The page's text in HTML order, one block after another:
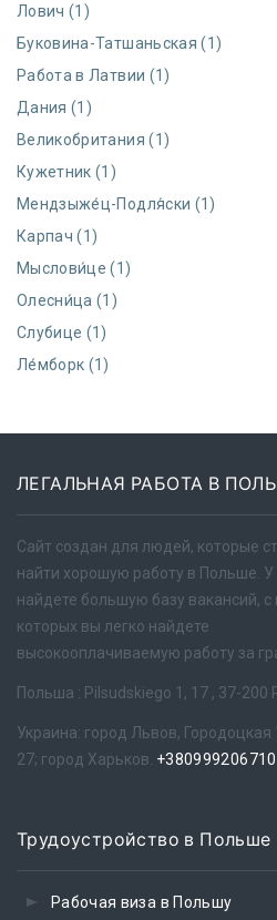
Лович (1)
Буковина-Татшаньская (1)
Работа в Латвии (1)
Дания (1)
Великобритания (1)
Кужетник (1)
Мендзыже́ц-Подля́ски (1)
Карпач (1)
Мыслови́це (1)
Олесни́ца (1)
Слубице (1)
Ле́мборк (1)
ЛЕГАЛЬНАЯ РАБОТА В
Сайт создан для людей, которые
найти хорошую работу в Польше. У
найдете большую базу вакансий,
которых вы легко найдете
высокооплачиваемую работу за
Польша : Pilsudskiego 1, 17 , 37-200
Украина: город Львов,
27; город Харьков. +380999206710
Трудоустройство в Польше
Рабочая виза в Польшу